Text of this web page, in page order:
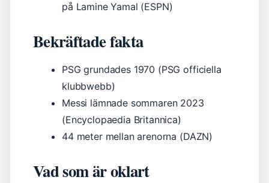
på Lamine Yamal (ESPN)
Bekräftade fakta
PSG grundades 1970 (PSG officiella
klubbwebb)
Messi lämnade sommaren 2023
(Encyclopaedia Britannica)
44 meter mellan arenorna (DAZN)
Vad som är oklart